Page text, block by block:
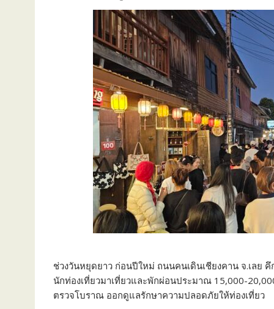
ช่วงวันหยุดยาว ก่อนปีใหม่ ถนนคนเดินเชียงคาน จ.เลย
นักท่องเที่ยวมาเที่ยวและพักผ่อนประมาณ 15,000-
ตรวจโบราณ ออกดูแลรักษาความปลอดภัยให้ท่องเที่ยว